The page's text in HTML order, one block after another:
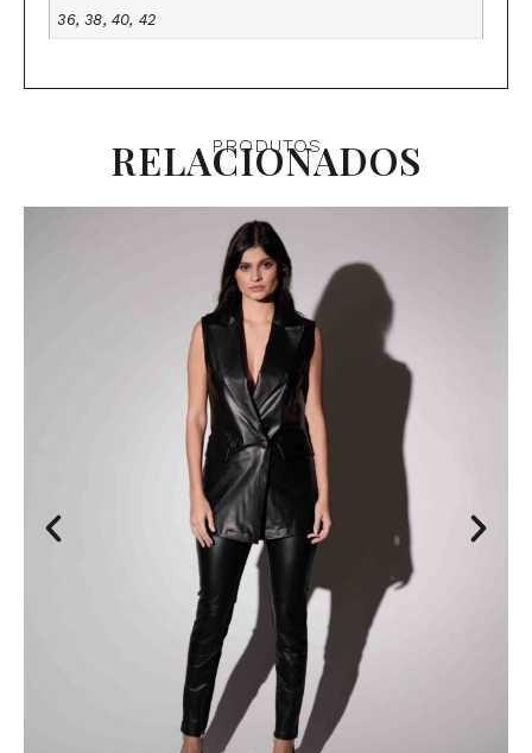
36, 38, 40, 42
PRODUTOS
RELACIONADOS